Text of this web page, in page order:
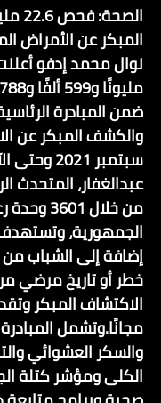
المبكر عن الأمراض
ضمن المبادرة
والكشف المبكر عن
سبتمبر
عبدالغفار، المتحدث
من خلال
الجمهورية،
خطر أو تاريخ مرضي
الاكتشاف المبكر
مجانًا.وتشمل
والسكر العشوائي
الكلى ومؤشر كتلة